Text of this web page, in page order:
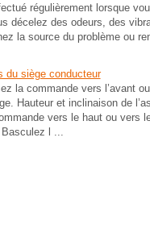
régulièrement lorsque
décelez des odeurs, des
la source du problème ou
du siège conducteur
la commande vers l’avant
Hauteur et inclinaison de
vers le haut ou vers
l ...